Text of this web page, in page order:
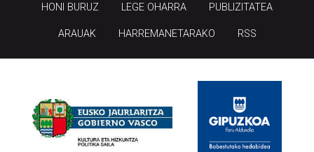
HONI BURUZ LEGE OHARRA PUBLIZITATEA
ARAUAK HARREMANETARAKO RSS